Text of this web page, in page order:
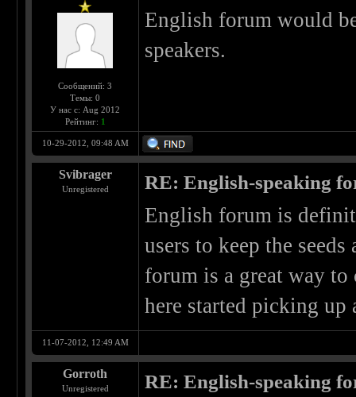
Сообщений: 3
Темы: 0
У нас с: Aug 2012
Рейтинг: 1
English forum would
speakers.
10-29-2012, 09:48 AM
Svibrager
Unregistered RE: English-speaking
English forum is
users to keep the
forum is a great way
here started picking
11-07-2012, 12:49 AM
Gorroth
Unregistered RE: English-speaking